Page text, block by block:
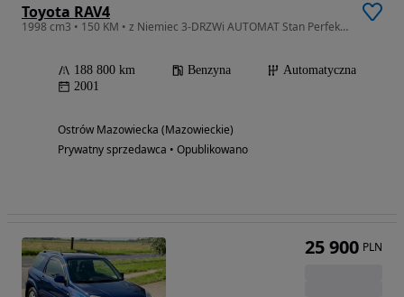
Toyota RAV4
1998 cm3 • 150 KM • z Niemiec 3-DRZWi AUTOMAT Stan Perfekcyjny!!!
188 800 km Benzyna
Automatyczna
2001
Ostrów Mazowiecka (Mazowieckie)
Prywatny sprzedawca • Opublikowano
25 900 PLN